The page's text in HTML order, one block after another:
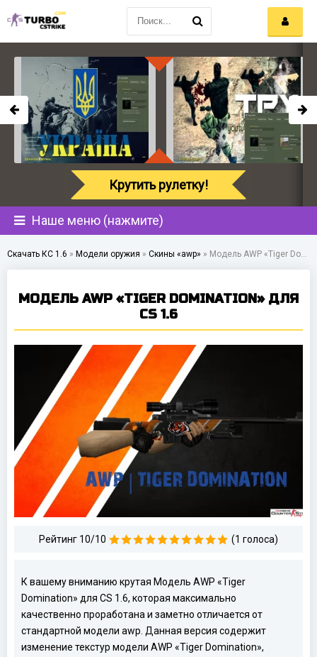
Наше меню (нажмите)
Скачать КС 1.6 » Модели оружия » Скины «awp» » Модель AWP «Tiger Domination» для CS 1.6
МОДЕЛЬ AWP «TIGER DOMINATION» ДЛЯ
CS 1.6
Рейтинг 10/10 (1 голоса)
К вашему вниманию крутая Модель AWP «Tiger
Domination» для CS 1.6, которая максимально
качественно проработана и заметно отличается от
стандартной модели awp. Данная версия содержит
изменение текстур модели AWP «Tiger Domination»,
Крутить рулетку!